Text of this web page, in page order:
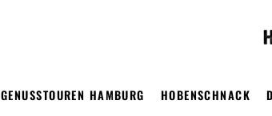
GENUSSTOUREN HAMBURG HOBENSCHNACK